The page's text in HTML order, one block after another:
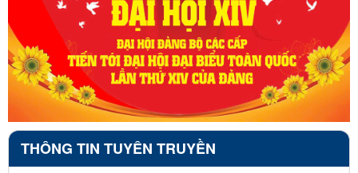
THÔNG TIN TUYÊN TRUYỀN